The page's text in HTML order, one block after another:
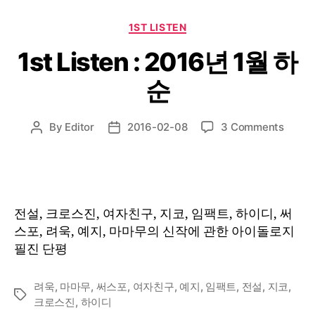
Categories
1ST LISTEN
1st Listen : 2016년 1월 하
순
Post
By Editor
Post2016-02-08 3 Commentson
1
월
전설, 크로스진, 여자친구, 지코, 임팩트, 하이디, 써
스포, 려욱, 예지, 마마무의 신작에 관한 아이돌로지
필진 단평
Tags
려욱, 마마무, 써스포, 여자친구, 예지, 임팩트, 전설, 지코,
크로스진, 하이디